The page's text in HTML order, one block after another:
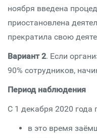
ноября введена
приостановлена
прекратила свою
Вариант 2. Если
90% сотрудников,
Период наблюдения
С 1 декабря 2020 года
в это время